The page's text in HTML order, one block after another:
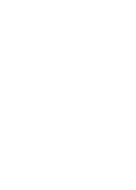
blå, til
sukker og kakao
bliver ved med at
mangler helt eller også er
denne, eller hvis